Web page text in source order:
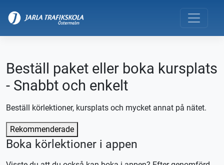
Beställ paket eller boka kursplats
- Snabbt och enkelt
Beställ körlektioner, kursplats och mycket annat på nätet.
Rekommenderade
Boka körlektioner i appen